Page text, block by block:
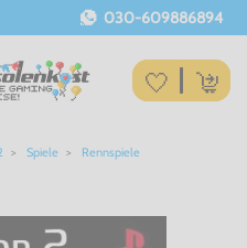
030-609886894
Spiele Rennspiele